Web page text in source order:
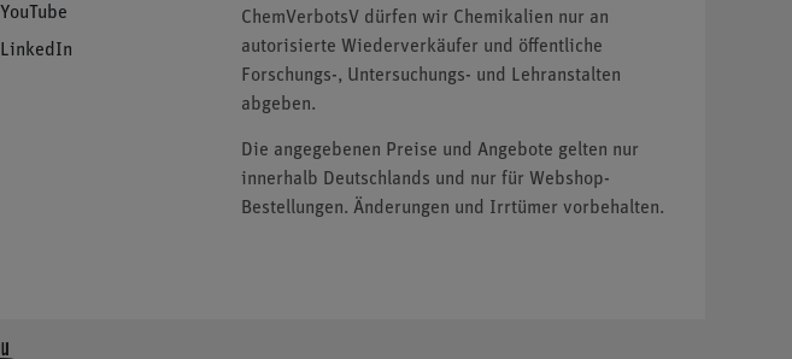
YouTube
LinkedIn
ChemVerbotsV dürfen wir Chemikalien nur an
autorisierte Wiederverkäufer und öffentliche
Forschungs-, Untersuchungs- und Lehranstalten
abgeben.
Die angegebenen Preise und Angebote gelten nur
innerhalb Deutschlands und nur für Webshop-
Bestellungen. Änderungen und Irrtümer vorbehalten.